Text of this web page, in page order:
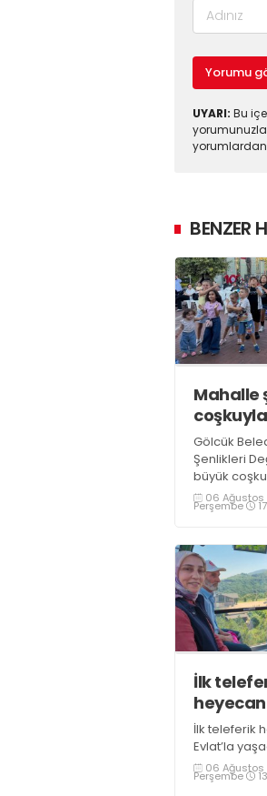
Yorumu
UYARI: Bu
BENZER
Mahalle
Gölcük
Şenlikleri
büyük
06 Ağustos
Perşembe
İlk
Evlat’la
İlk teleferik
Evlat’la
06 Ağustos
Perşembe